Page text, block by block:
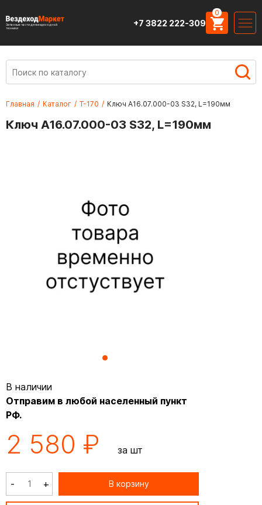
Запасные части для вездеходной
техники
+7 3822 222-309
0
Главная / Каталог / Т-170 / Ключ А16.07.000-03 S32, L=190мм
Ключ А16.07.000-03 S32, L=190мм
В наличии
Отправим в любой населенный пункт
РФ.
2 580 ₽ за шт
- + В корзину